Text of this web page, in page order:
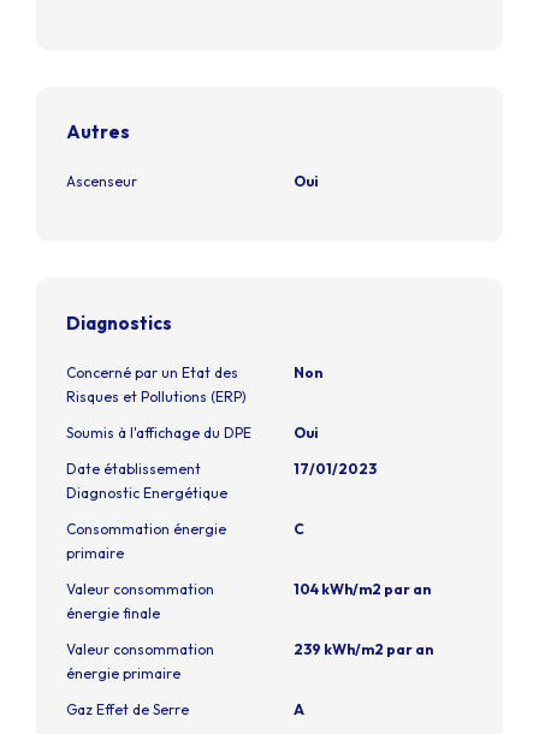
Autres
Ascenseur Oui
Diagnostics
Concerné par un Etat des
Risques et Pollutions (ERP)
Non
Soumis à l'affichage du DPE
Oui
Date établissement
Diagnostic Energétique
17/01/2023
Consommation énergie
primaire
C
Valeur consommation
énergie finale
104 kWh/m2 par an
Valeur consommation
énergie primaire
239 kWh/m2 par an
Gaz Effet de Serre
A